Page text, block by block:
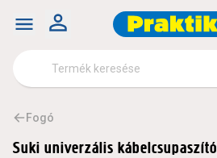
Fogó
Suki univerzális kábelcsupaszító